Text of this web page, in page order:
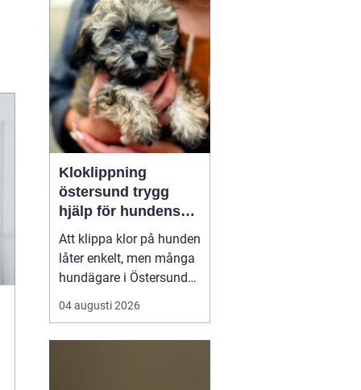
och noggrant utförd06
augusti 2026
Kloklippning
östersund trygg
hjälp för hundens
tassar
Att klippa klor på hunden
låter enkelt, men många
hundägare i Östersund
upplever motsatsen.
Hunden rycker undan
04 augusti 2026